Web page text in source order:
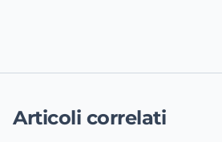
Articoli correlati